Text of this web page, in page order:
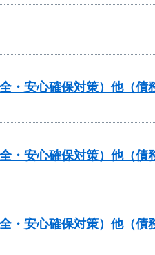
安心確保対策）他（債
・安心確保対策）他（債
・安心確保対策）他（債